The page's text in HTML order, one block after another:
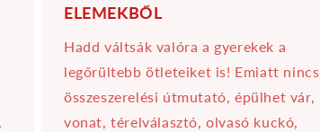
ELEMEKBŐL
Hadd váltsák valóra a gyerekek a
legőrültebb ötleteiket is! Emiatt nincs
összeszerelési útmutató, épülhet vár,
vonat, térelválasztó, olvasó kuckó,